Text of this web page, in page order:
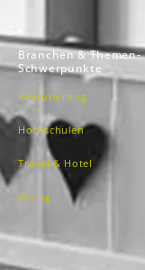
Branchen & Themen-
Schwerpunkte
Rekrutierung
Hochschulen
Travel & Hotel
Verlag